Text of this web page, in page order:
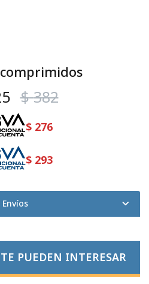
$ 382
$ 276
$ 293
Envíos
PUEDEN INTERESAR